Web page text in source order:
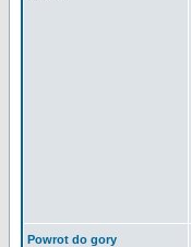
Powrot do gory